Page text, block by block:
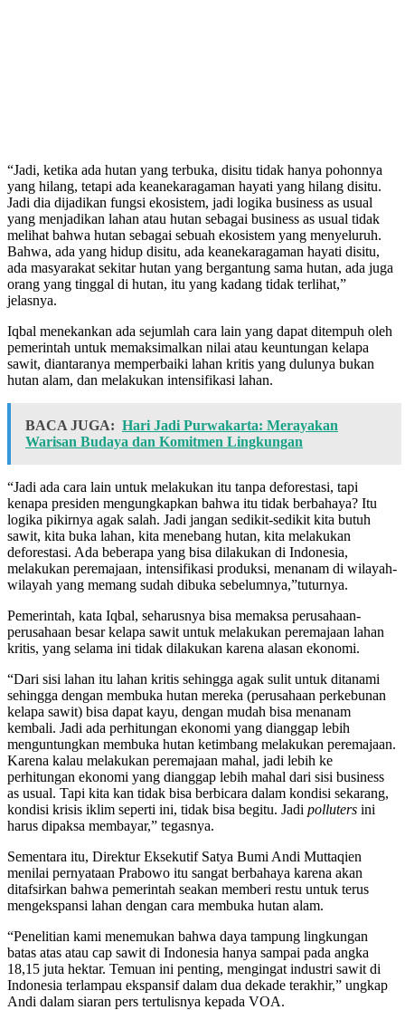
“Jadi, ketika ada hutan yang terbuka, disitu tidak hanya pohonnya
yang hilang, tetapi ada keanekaragaman hayati yang hilang disitu.
Jadi dia dijadikan fungsi ekosistem, jadi logika business as usual
yang menjadikan lahan atau hutan sebagai business as usual tidak
melihat bahwa hutan sebagai sebuah ekosistem yang menyeluruh.
Bahwa, ada yang hidup disitu, ada keanekaragaman hayati disitu,
ada masyarakat sekitar hutan yang bergantung sama hutan, ada juga
orang yang tinggal di hutan, itu yang kadang tidak terlihat,”
jelasnya.
Iqbal menekankan ada sejumlah cara lain yang dapat ditempuh oleh
pemerintah untuk memaksimalkan nilai atau keuntungan kelapa
sawit, diantaranya memperbaiki lahan kritis yang dulunya bukan
hutan alam, dan melakukan intensifikasi lahan.
BACA JUGA: Hari Jadi Purwakarta: Merayakan
Warisan Budaya dan Komitmen Lingkungan
“Jadi ada cara lain untuk melakukan itu tanpa deforestasi, tapi
kenapa presiden mengungkapkan bahwa itu tidak berbahaya? Itu
logika pikirnya agak salah. Jadi jangan sedikit-sedikit kita butuh
sawit, kita buka lahan, kita menebang hutan, kita melakukan
deforestasi. Ada beberapa yang bisa dilakukan di Indonesia,
melakukan peremajaan, intensifikasi produksi, menanam di wilayah-
wilayah yang memang sudah dibuka sebelumnya,”tuturnya.
Pemerintah, kata Iqbal, seharusnya bisa memaksa perusahaan-
perusahaan besar kelapa sawit untuk melakukan peremajaan lahan
kritis, yang selama ini tidak dilakukan karena alasan ekonomi.
“Dari sisi lahan itu lahan kritis sehingga agak sulit untuk ditanami
sehingga dengan membuka hutan mereka (perusahaan perkebunan
kelapa sawit) bisa dapat kayu, dengan mudah bisa menanam
kembali. Jadi ada perhitungan ekonomi yang dianggap lebih
menguntungkan membuka hutan ketimbang melakukan peremajaan.
Karena kalau melakukan peremajaan mahal, jadi lebih ke
perhitungan ekonomi yang dianggap lebih mahal dari sisi business
as usual. Tapi kita kan tidak bisa berbicara dalam kondisi sekarang,
kondisi krisis iklim seperti ini, tidak bisa begitu. Jadi polluters ini
harus dipaksa membayar,” tegasnya.
Sementara itu, Direktur Eksekutif Satya Bumi Andi Muttaqien
menilai pernyataan Prabowo itu sangat berbahaya karena akan
ditafsirkan bahwa pemerintah seakan memberi restu untuk terus
mengekspansi lahan dengan cara membuka hutan alam.
“Penelitian kami menemukan bahwa daya tampung lingkungan
batas atas atau cap sawit di Indonesia hanya sampai pada angka
18,15 juta hektar. Temuan ini penting, mengingat industri sawit di
Indonesia terlampau ekspansif dalam dua dekade terakhir,” ungkap
Andi dalam siaran pers tertulisnya kepada VOA.